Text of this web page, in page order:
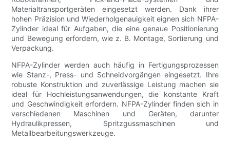
Materialtransportgeräten eingesetzt werden. Dank ihrer
hohen Präzision und Wiederholgenauigkeit eignen sich NFPA-
Zylinder ideal für Aufgaben, die eine genaue Positionierung
und Bewegung erfordern, wie z. B. Montage, Sortierung und
Verpackung.
NFPA-Zylinder werden auch häufig in Fertigungsprozessen
wie Stanz-, Press- und Schneidvorgängen eingesetzt. Ihre
robuste Konstruktion und zuverlässige Leistung machen sie
ideal für Hochleistungsanwendungen, die konstante Kraft
und Geschwindigkeit erfordern. NFPA-Zylinder finden sich in
verschiedenen Maschinen und Geräten, darunter
Hydraulikpressen, Spritzgussmaschinen und
Metallbearbeitungswerkzeuge.